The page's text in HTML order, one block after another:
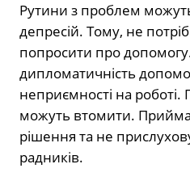
Рутини з проблем
депресій. Тому, не
попросити про
дипломатичність
неприємності на
можуть втомити.
рішення та не
радників.